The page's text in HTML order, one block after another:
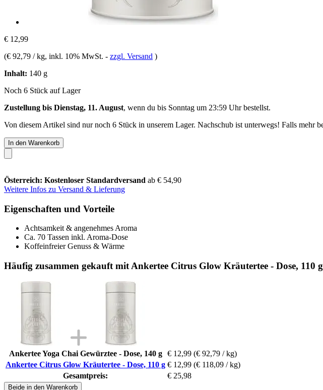
€ 12,99
(€ 92,79 / kg, inkl. 10% MwSt. - zzgl. Versand )
Inhalt: 140 g
Noch 6 Stück auf Lager
Zustellung bis Dienstag, 11. August, wenn du bis Sonntag um 23:59 Uhrbestellst.
Von diesem Artikel sind nur noch 6 Stück in unserem Lager. Nachschub ist unterwegs! Falls mehr
In den Warenkorb
Österreich: Kostenloser Standardversand ab € 54,90
Weitere Infos zu Versand & Lieferung
Eigenschaften und Vorteile
Achtsamkeit & angenehmes Aroma
Ca. 70 Tassen inkl. Aroma-Dose
Koffeinfreier Genuss & Wärme
Häufig zusammen gekauft mit Ankertee Citrus Glow Kräutertee - Dose, 110 g
Ankertee Yoga Chai Gewürztee - Dose, 140 g € 12,99 (€ 92,79 / kg)
Ankertee Citrus Glow Kräutertee - Dose, 110 g € 12,99 (€ 118,09 / kg)
Gesamtpreis:
€ 25,98
Beide in den Warenkorb